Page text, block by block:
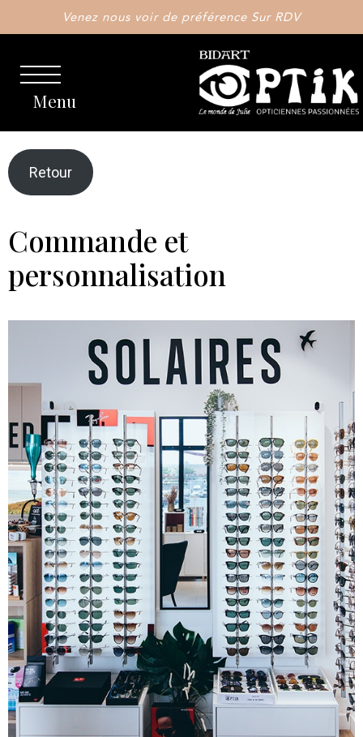
Venez nous voir de préférence Sur RDV
Menu
Retour
Commande et
personnalisation